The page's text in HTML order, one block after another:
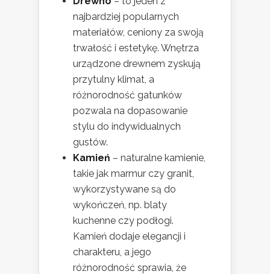
najbardziej popularnych
materiałów, ceniony za swoją
trwałość i estetykę. Wnętrza
urządzone drewnem zyskują
przytulny klimat, a
różnorodność gatunków
pozwala na dopasowanie
stylu do indywidualnych
gustów.
Kamień – naturalne kamienie,
takie jak marmur czy granit,
wykorzystywane są do
wykończeń, np. blaty
kuchenne czy podłogi.
Kamień dodaje elegancji i
charakteru, a jego
różnorodność sprawia, że